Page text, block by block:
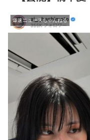
爆速ニュースちゃんねる